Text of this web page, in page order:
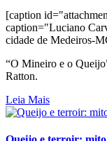
[caption
caption="Luciano
cidade de Medeiros-
“O Mineiro e o
Ratton.
Leia Mais